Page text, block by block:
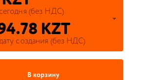
(без НДС)
KZT
создания (без НДС)
В корзину